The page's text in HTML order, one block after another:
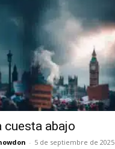
cuesta abajo
- 5 de septiembre de 2025